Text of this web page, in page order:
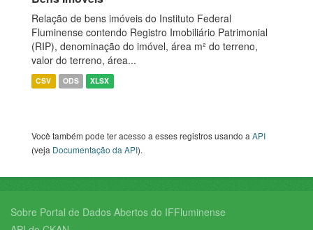
Relação de bens imóveis do Instituto Federal
Fluminense contendo Registro Imobiliário Patrimonial
(RIP), denominação do imóvel, área m² do terreno,
valor do terreno, área...
CSV ODS XLSX
Você também pode ter acesso a esses registros usando aAPI
(veja Documentação da API).
Sobre Portal de Dados Abertos do IFFluminense